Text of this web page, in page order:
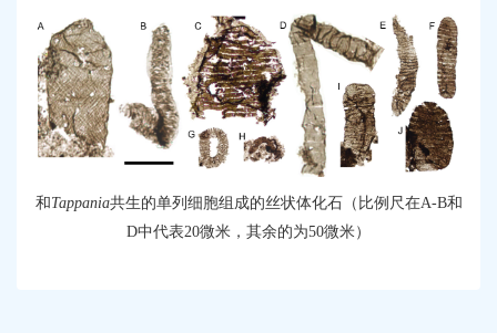
和 Tappania共生的单列细胞组成的丝状体化石 （比例尺在A-B和
D中代表20微米 ， 其余的为50微米）